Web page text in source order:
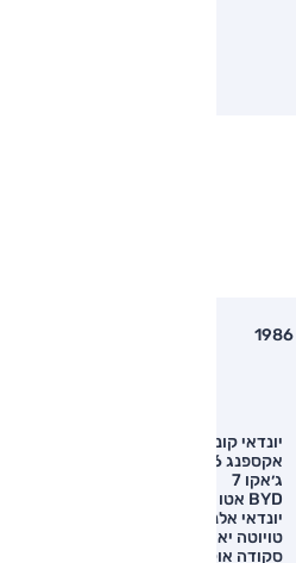
יונדאי קונה
אקספנג G6
ג׳אקו 7
BYD אטו 3
יונדאי אלנטרה
טויוטה יאריס קרוס
סקודה אוקטביה